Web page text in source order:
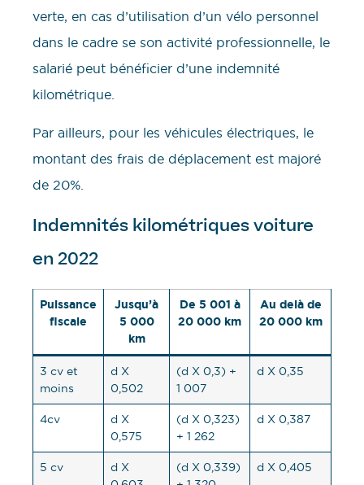
verte, en cas d’utilisation d’un vélo personnel
dans le cadre se son activité professionnelle, le
salarié peut bénéficier d’une indemnité
kilométrique.
Par ailleurs, pour les véhicules électriques, le
montant des frais de déplacement est majoré
de 20%.
Indemnités kilométriques voiture
en 2022
Puissance
fiscale
Jusqu’à
5 000
km
De 5 001 à
20 000 km
Au delà de
20 000 km
3 cv et
moins
d X
0,502
(d X 0,3) +
1 007
d X 0,35
4cv
d X
0,575
(d X 0,323)
+ 1 262
d X 0,387
5 cv
d X
(d X 0,339)
d X 0,405